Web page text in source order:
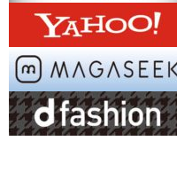
貨物シリーズ
チャギントンシリーズ
アドバンスシリーズ
冬の帽子